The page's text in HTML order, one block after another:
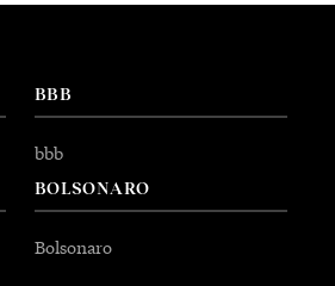
BBB
bbb
BOLSONARO
Bolsonaro